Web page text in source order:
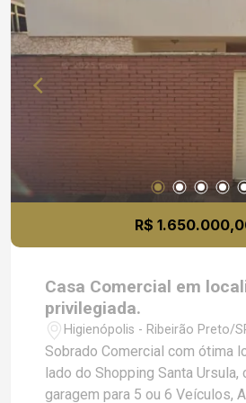
R$
Casa Comercial em
privilegiada.
Higienópolis - Ribeirão Preto/
Sobrado Comercial com ótima
lado do Shopping Santa Ursula,
garagem para 5 ou 6 Veículos,